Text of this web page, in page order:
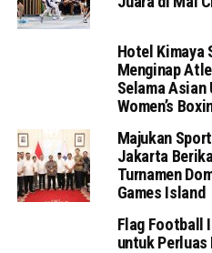
Hotel Kimaya
Menginap
Selama Asian
Women’s
Majukan
Jakarta
Turnamen
Games Island
Flag Football
untuk Perluas